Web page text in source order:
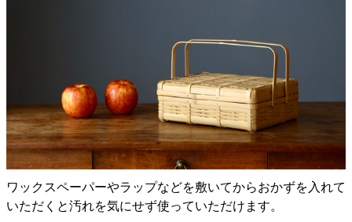
ワックスペーパーやラップなどを敷いてからおかずを入れて
いただくと汚れを気にせず使っていただけます。